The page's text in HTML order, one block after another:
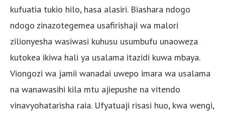
kufuatia tukio hilo, hasa alasiri. Biashara ndogo
ndogo zinazotegemea usafirishaji wa malori
zilionyesha wasiwasi kuhusu usumbufu unaoweza
kutokea ikiwa hali ya usalama itazidi kuwa mbaya.
Viongozi wa jamii wanadai uwepo imara wa usalama
na wanawasihi kila mtu ajiepushe na vitendo
vinavyohatarisha raia. Ufyatuaji risasi huo, kwa wengi,